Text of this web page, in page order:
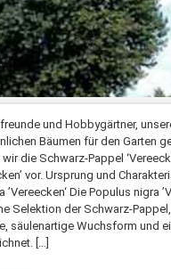
und Hobbygärtner,
Bäumen für den Garten
die Schwarz-Pappel
vor. Ursprung und
’Vereecken‘ Die Populus nigra
Selektion der Schwarz-
säulenartige Wuchsform und
[…]